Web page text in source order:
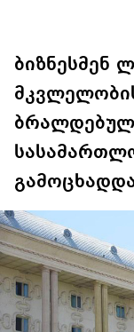
ბიზნესმენ